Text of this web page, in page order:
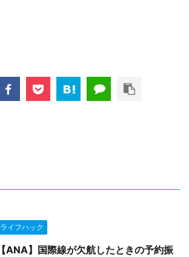
ライフハック
【ANA】国際線が欠航したときの予約振